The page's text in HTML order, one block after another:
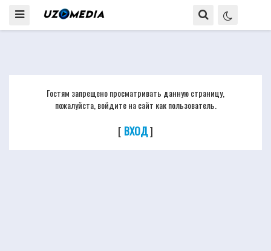
Гостям запрещено просматривать данную страницу,
пожалуйста, войдите на сайт как пользователь.
[ ВХОД]